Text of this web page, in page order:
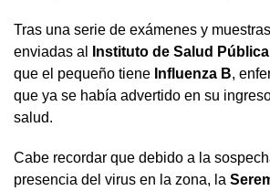
Tras una serie de exámenes y
enviadas al
Instituto de Salud Pública
que el pequeño tiene Influenza B,
que ya se había advertido en su
salud.
Cabe recordar que debido a la
presencia del virus en la zona, la